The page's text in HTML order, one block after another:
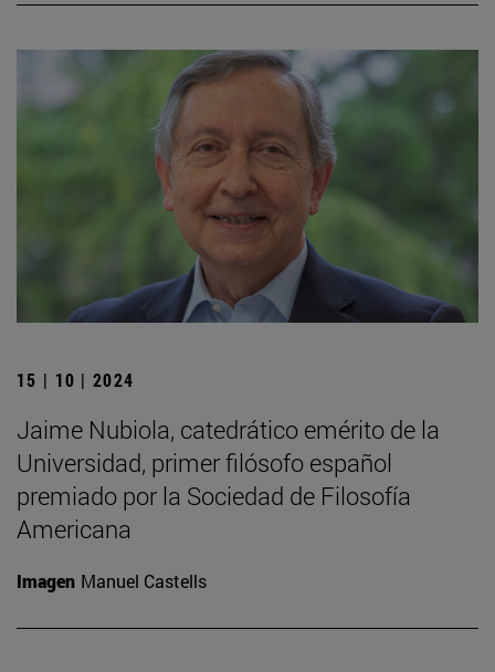
15 | 10 | 2024
Jaime Nubiola, catedrático emérito de la
Universidad, primer filósofo español
premiado por la Sociedad de Filosofía
Americana
Imagen Manuel Castells